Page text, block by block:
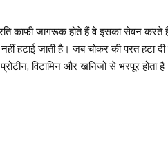
काफी जागरूक होते हैं वे इसका सेवन
हटाई जाती है। जब चोकर की परत हटा दी
विटामिन और खनिजों से भरपूर होता